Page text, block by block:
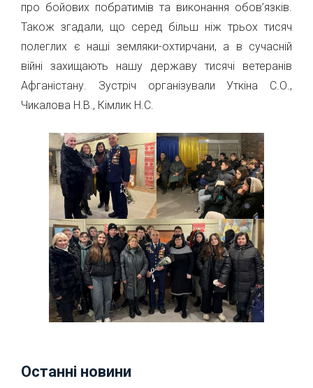
про бойових побратимів та виконання обов’язків.
Також згадали, що серед більш ніж трьох тисяч
полеглих є наші земляки-охтирчани, а в сучасній
війні захищають нашу державу тисячі ветеранів
Афганістану. Зустріч організували Уткіна С.О.,
Чикалова Н.В., Кімлик Н.С.
Останні новини